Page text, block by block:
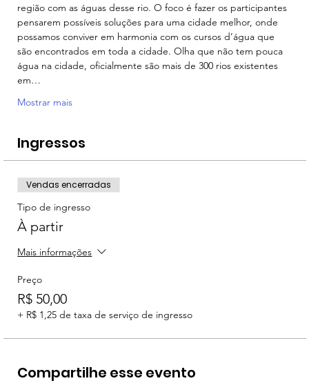
região com as águas desse rio. O foco é fazer os participantes
pensarem possíveis soluções para uma cidade melhor, onde
possamos conviver em harmonia com os cursos d’água que
são encontrados em toda a cidade. Olha que não tem pouca
água na cidade, oficialmente são mais de 300 rios existentes
em…
Mostrar mais
Ingressos
Vendas encerradas
Tipo de ingresso
À partir
Mais informações
Preço
R$ 50,00
+ R$ 1,25 de taxa de serviço de ingresso
Compartilhe esse evento